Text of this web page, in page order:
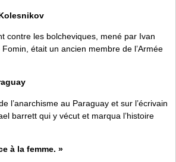
contre les bolcheviques, mené par Ivan
était un ancien membre de l’Armée
l’anarchisme au Paraguay et sur l’écrivain
barrett qui y vécut et marqua l’histoire
à la femme. »